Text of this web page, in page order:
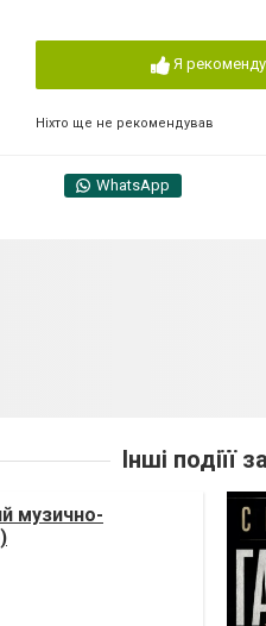
Я
Ніхто ще не рекомендував
WhatsApp
Інші подіїї
музично-